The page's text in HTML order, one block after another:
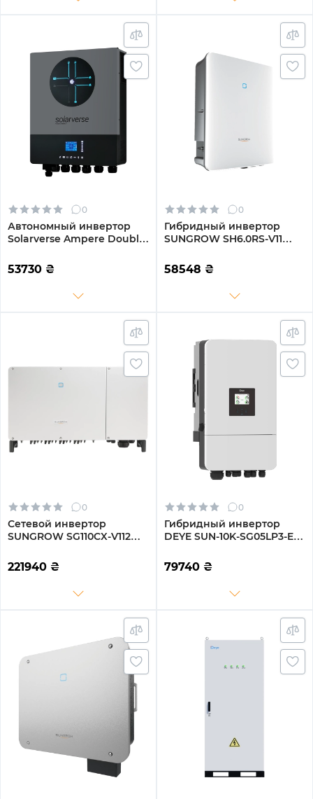
0
Автономный инвертор
Solarverse Ampere Double
Однофазный (SV8048AD)
53730 ₴
0
Гибридный инвертор
SUNGROW SH6.0RS-V11
Однофазный (ASH00099)
58548 ₴
0
Сетевой инвертор
SUNGROW SG110CX-V112
Трехфазный (ASG02271)
221940 ₴
0
Гибридный инвертор
DEYE SUN-10K-SG05LP3-EU-
Fi 220/380V Трехфазный
79740 ₴